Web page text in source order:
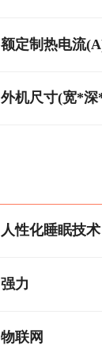
额定制热电流
外机尺寸(宽*
人性化睡眠技术
强力
物联网